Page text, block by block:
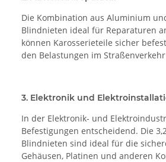
Die Kombination aus Aluminium
Blindnieten ideal für Reparaturen
können Karosserieteile sicher
den Belastungen im
3. Elektronik und
In der Elektronik- und
Befestigungen entscheidend. Die
Blindnieten sind ideal für die
Gehäusen, Platinen und anderen